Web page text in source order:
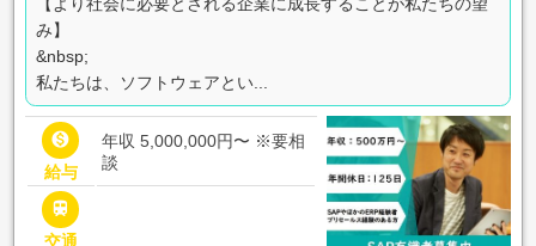
み】
&nbsp;
私たちは、ソフトウェアとい...

給与
年収 5,000,000円〜 ※要相
談

交通